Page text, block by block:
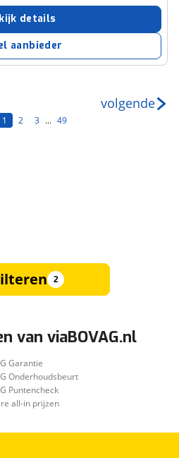
details
aanbieder
1 2 3 ... 49
volgende
2
van viaBOVAG.nl
Garantie
Onderhoudsbeurt
Puntencheck
all-in prijzen